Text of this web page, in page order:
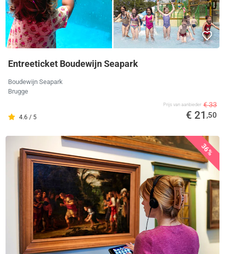
Entreeticket Boudewijn Seapark
Boudewijn Seapark
Brugge
4.6 / 5
Prijs van aanbieder € 33
€ 21 ,50
36%